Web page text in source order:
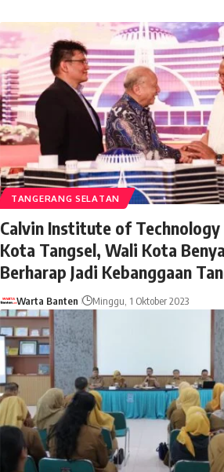
TANGERANG SELATAN
Calvin Institute of
Kota Tangsel, Wali Kota
Berharap Jadi Kebanggaan
Warta Banten Minggu, 1 Oktober 2023